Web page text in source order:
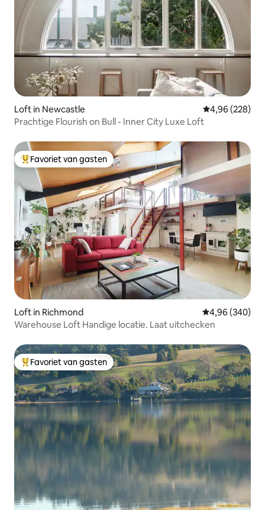
Loft in Newcastle Gemiddelde
4,96 (228)
Prachtige Flourish on Bull - Inner City Luxe Loft
Topfavoriet van gasten
Favoriet van gasten
Loft in Richmond Gemiddelde
4,96 (340)
Warehouse Loft Handige locatie. Laat uitchecken
Topfavoriet van gasten
Favoriet van gasten